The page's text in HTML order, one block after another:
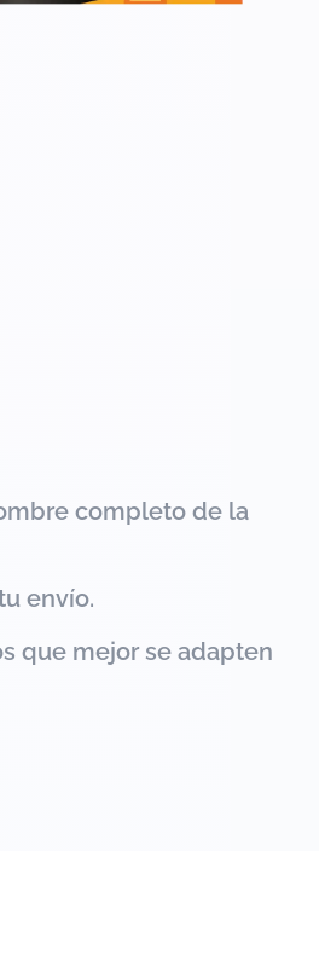
completo de la
envío.
que mejor se adapten